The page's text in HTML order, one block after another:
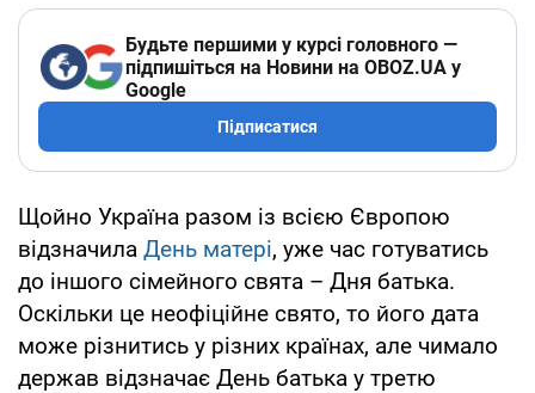
Будьте першими у курсі головного —
підпишіться на Новини на OBOZ.UA у
Google
Підписатися
Щойно Україна разом із всією Європою
відзначила День матері, уже час готуватись
до іншого сімейного свята – Дня батька.
Оскільки це неофіційне свято, то його дата
може різнитись у різних країнах, але чимало
держав відзначає День батька у третю